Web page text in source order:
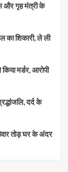
और गृह मंत्री के
का शिकारी, ले ली
मर्डर, आरोपी
दर्द के
तोड़ घर के अंदर